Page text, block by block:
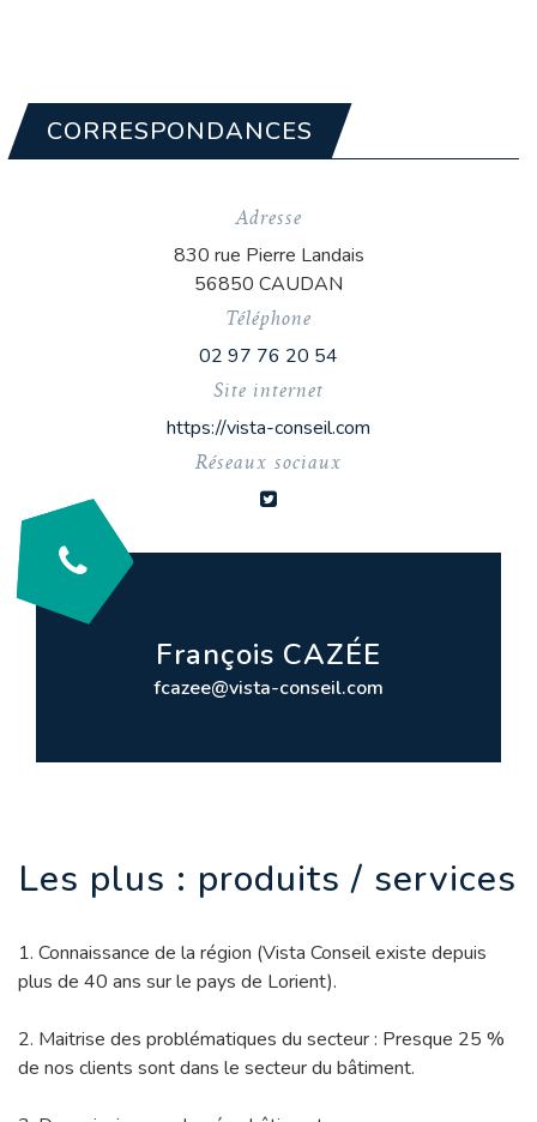
CORRESPONDANCES
Adresse
830 rue Pierre Landais
56850 CAUDAN
Téléphone
02 97 76 20 54
Site internet
https://vista-conseil.com
Réseaux sociaux
François CAZÉE
fcazee@vista-conseil.com
Les plus : produits / services
1. Connaissance de la région (Vista Conseil existe depuis
plus de 40 ans sur le pays de Lorient).
2. Maitrise des problématiques du secteur : Presque 25 %
de nos clients sont dans le secteur du bâtiment.